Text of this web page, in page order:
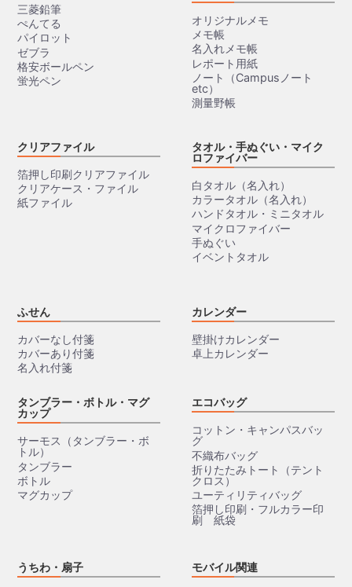
三菱鉛筆
ぺんてる
パイロット
ゼブラ
格安ボールペン
蛍光ペン
クリアファイル
箔押し印刷クリアファイル
クリアケース・ファイル
紙ファイル
ふせん
カバーなし付箋
カバーあり付箋
名入れ付箋
オリジナルメモ
メモ帳
名入れメモ帳
レポート用紙
ノート（Campusノート
etc）
測量野帳
タオル・手ぬぐい・マイク
ロファイバー
白タオル（名入れ）
カラータオル（名入れ）
ハンドタオル・ミニタオル
マイクロファイバー
手ぬぐい
イベントタオル
カレンダー
壁掛けカレンダー
卓上カレンダー
タンブラー・ボトル・マグ
カップ
サーモス（タンブラー・ボ
トル）
タンブラー
ボトル
マグカップ
うちわ・扇子
エコバッグ
コットン・キャンパスバッ
グ
不織布バッグ
折りたたみトート（テント
クロス）
ユーティリティバッグ
箔押し印刷・フルカラー印
刷 紙袋
モバイル関連